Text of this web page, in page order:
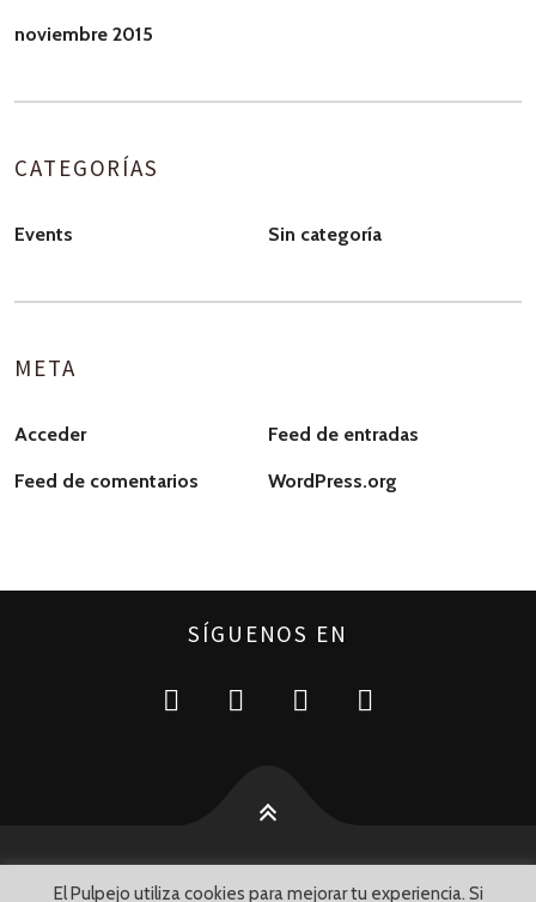
noviembre 2015
CATEGORÍAS
Events Sin categoría
META
Acceder Feed de entradas
Feed de comentarios WordPress.org
SÍGUENOS EN
El Pulpejo utiliza cookies para mejorar tu experiencia. Si